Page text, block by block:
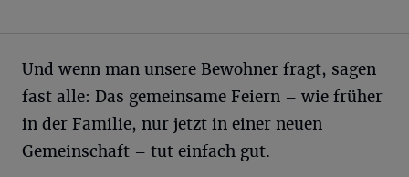
Und wenn man unsere Bewohner fragt, sagen
fast alle: Das gemeinsame Feiern – wie früher
in der Familie, nur jetzt in einer neuen
Gemeinschaft – tut einfach gut.